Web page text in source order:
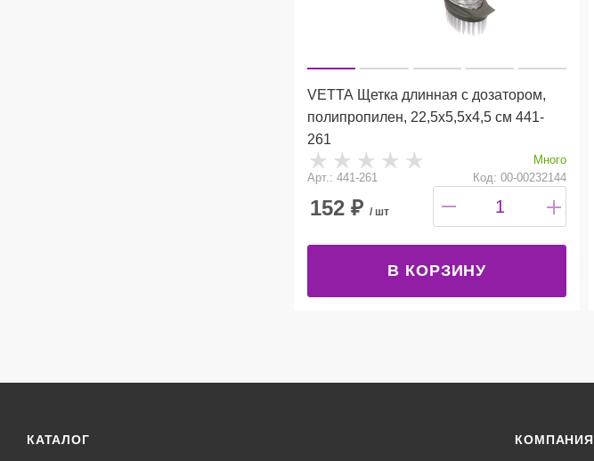
VETTA Щетка длинная с дозатором,
полипропилен, 22,5х5,5х4,5 см 441-
261
Много
Арт.: 441-261
Код: 00-00232144
152 ₽ / шт
В КОРЗИНУ
КАТАЛОГ КОМПАНИЯ